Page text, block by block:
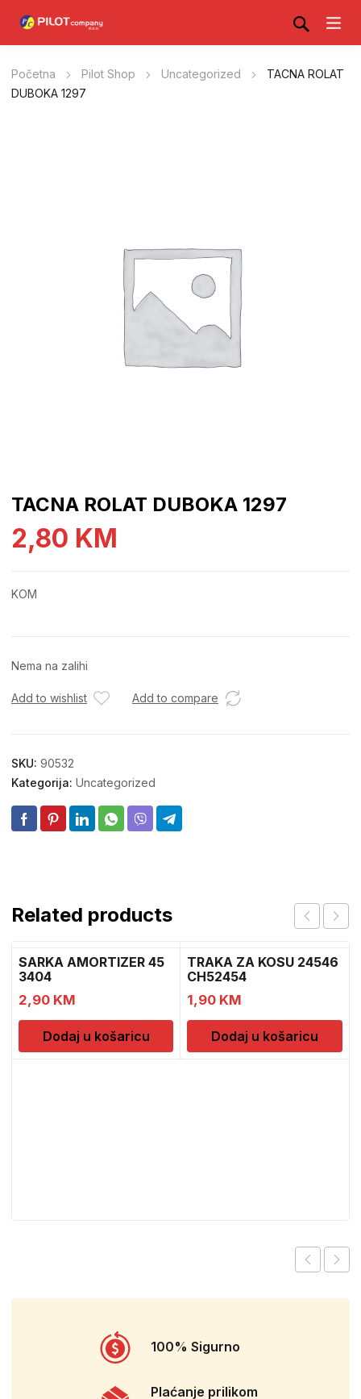
Početna Pilot Shop Uncategorized
TACNA ROLAT
DUBOKA 1297
TACNA ROLAT DUBOKA 1297
2,80 KM
KOM
Nema na zalihi
Add to wishlist Add to compare
SKU: 90532
Kategorija: Uncategorized
Related products
SARKA AMORTIZER 45
3404
2,90 KM
Dodaj u košaricu
TRAKA ZA KOSU 24546
CH52454
1,90 KM
Dodaj u košaricu
100% Sigurno
Plaćanje prilikom